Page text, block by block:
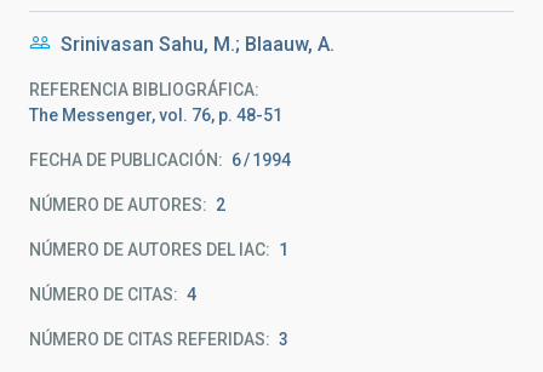
Srinivasan Sahu, M.; Blaauw, A.
REFERENCIA BIBLIOGRÁFICA
The Messenger, vol. 76, p. 48-51
FECHA DE PUBLICACIÓN: 6 1994
NÚMERO DE AUTORES 2
NÚMERO DE AUTORES DEL IAC 1
NÚMERO DE CITAS 4
NÚMERO DE CITAS REFERIDAS 3